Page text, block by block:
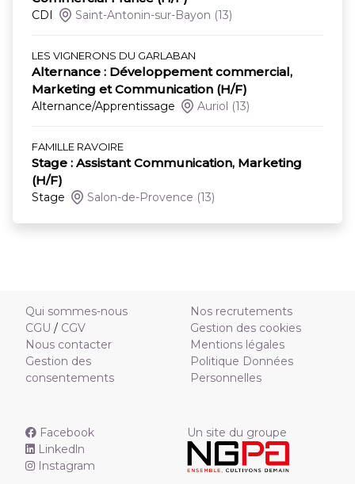
CDI Saint-Antonin-sur-Bayon (13)
LES VIGNERONS DU GARLABAN
Alternance : Développement commercial,
Marketing et Communication (H/F)
Alternance/Apprentissage Auriol (13)
FAMILLE RAVOIRE
Stage : Assistant Communication, Marketing
(H/F)
Stage Salon-de-Provence (13)
Qui sommes-nous
CGU / CGV
Nous contacter
Gestion des
consentements
Nos recrutements
Gestion des cookies
Mentions légales
Politique Données
Personnelles
Facebook
Linkedln
Instagram
Un site du groupe